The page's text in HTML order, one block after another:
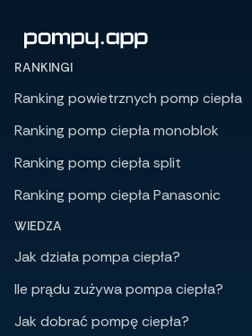
RANKINGI
Ranking powietrznych pomp ciepła
Ranking pomp ciepła monoblok
Ranking pomp ciepła split
Ranking pomp ciepła Panasonic
WIEDZA
Jak działa pompa ciepła?
Ile prądu zużywa pompa ciepła?
Jak dobrać pompę ciepła?